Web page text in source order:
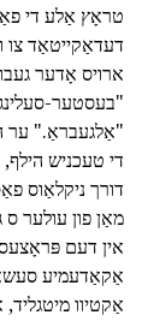
טראָץ אַלע די
דעדאַקייטאַד צו
ארויס אָדער
"בעסטער-סעלינג
"אַלגעבראַ." ער
די טעכניש
דורך ניקלאַוס
מאַן פון עולער ס
אין דעם
אַקאַדעמיע
אַקטיוו מיטגליד,